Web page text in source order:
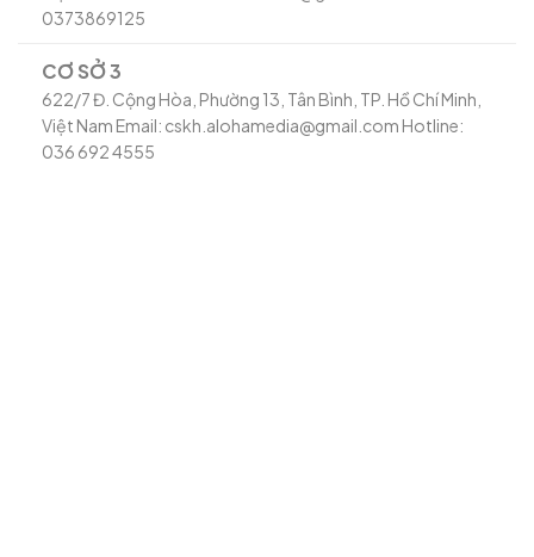
0373869125
CƠ SỞ 3
622/7 Đ. Cộng Hòa, Phường 13, Tân Bình, TP. Hồ Chí Minh,
Việt Nam Email: cskh.alohamedia@gmail.com Hotline:
036 692 4555